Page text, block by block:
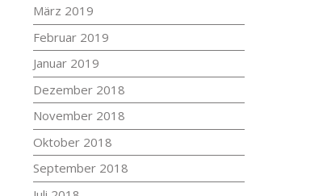
März 2019
Februar 2019
Januar 2019
Dezember 2018
November 2018
Oktober 2018
September 2018